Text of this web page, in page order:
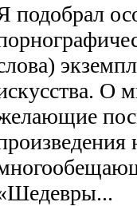
подобрал
О